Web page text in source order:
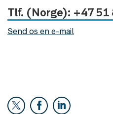
Tlf. (Norge): +47 51
Send os en e-mail